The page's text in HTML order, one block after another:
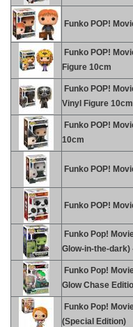
Funko POP!
Funko POP!
Figure 10cm
Funko POP!
Vinyl Figure
Funko POP!
10cm
Funko POP!
Funko POP!
Funko Pop!
Glow-in-the-dark)
Funko Pop!
Glow Chase
Funko Pop!
(Special Edition)